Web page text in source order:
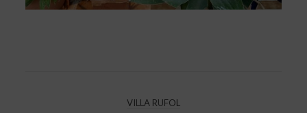
VILLA RUFOL